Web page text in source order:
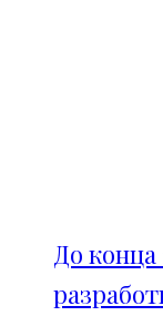
До конца